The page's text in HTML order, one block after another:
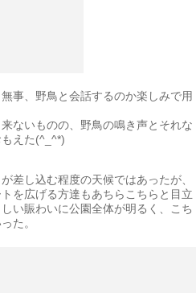
事、野鳥と会話するのか楽しみで用
ないものの、野鳥の鳴き声とそれな
えた(^_^*)
差し込む程度の天候ではあったが、
を広げる方達もあちらこちらと目立
い賑わいに公園全体が明るく、こち
た。